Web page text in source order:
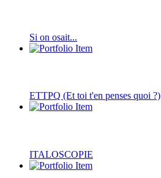
Si on osait...
ETTPQ (Et toi t'en penses quoi ?)
ITALOSCOPIE